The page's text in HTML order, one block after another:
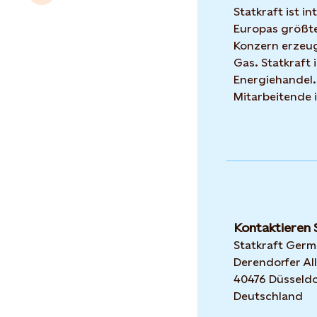
Statkraft ist
Europas
Konzern
Gas. Statkraft
Mitarbeitende
Kontaktieren
Statkraft
Derendorfer
40476
Deutschland